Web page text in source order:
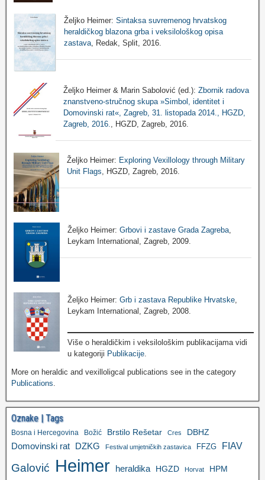
Željko Heimer: Sintaksa suvremenog hrvatskog
heraldičkog blazona grba i veksilološkog opisa
zastava, Redak, Split, 2016.
Željko Heimer & Marin Sabolović (ed.): Zbornik radova
znanstveno-stručnog skupa »Simbol, identitet i
Domovinski rat«, Zagreb, 31. listopada 2014., HGZD,
Zagreb, 2016.
, HGZD, Zagreb, 2016.
Željko Heimer: Exploring Vexillology through Military
Unit Flags , HGZD, Zagreb, 2016.
Željko Heimer: Grbovi i zastave Grada Zagreba
Leykam International, Zagreb, 2009.
Željko Heimer:Grb i zastava Republike Hrvatske
Leykam International, Zagreb, 2008.
Više o heraldičkim i veksilološkim publikacijama vidi
u kategoriji Publikacije.
More on heraldic and vexilloligcal publications see in the category
Publications.
Oznake | Tags
Bosna i Hercegovina Božić Brstilo Rešetar Cres DBHZ
Domovinski rat DZKG Festival umjetničkih zastavica FFZG FIAV
Galović Heimer heraldika HGZD Horvat HPM